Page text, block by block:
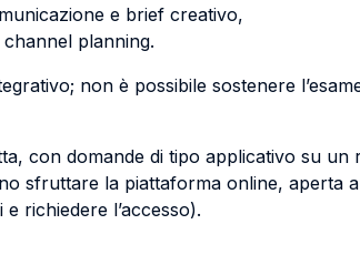
e brief creativo,
planning.
non è possibile sostenere
con domande di tipo applicativo su
sfruttare la piattaforma online, aperta
richiedere l’accesso).